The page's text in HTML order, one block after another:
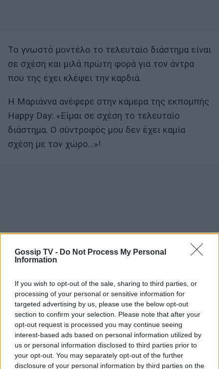
Gossip TV - Do Not Process My Personal
Information
If you wish to opt-out of the sale, sharing to third parties, or
processing of your personal or sensitive information for
targeted advertising by us, please use the below opt-out
section to confirm your selection. Please note that after your
opt-out request is processed you may continue seeing
interest-based ads based on personal information utilized by
us or personal information disclosed to third parties prior to
your opt-out. You may separately opt-out of the further
disclosure of your personal information by third parties on the
Το γνωστό μοντέλο το τελευταίο διάστημα είναι
σε σχέση και μιλά πρώτη φορά για τον άντρα
που της έχει κλέψει την καρδιά.
Η Μαριάννα ανέφερε στην κάμερα της εκπομπής
Happy Day: «Είμαι σε σχέση το τελευταίο
διάστημα. Ο σύντροφός μου δεν έχει καμία
σχέση με τον χώρο…»!